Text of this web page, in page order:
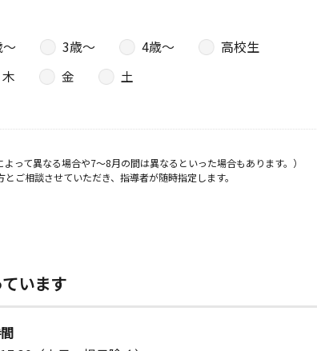
3歳〜 4歳〜
高校生
木 金
土
て異なる場合や7～8月の間は異なるといった場合もあります。）
ご相談させていただき、指導者が随時指定します。
います